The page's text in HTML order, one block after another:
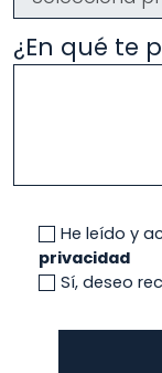
¿En qué te
He leído y
privacidad
Sí, deseo